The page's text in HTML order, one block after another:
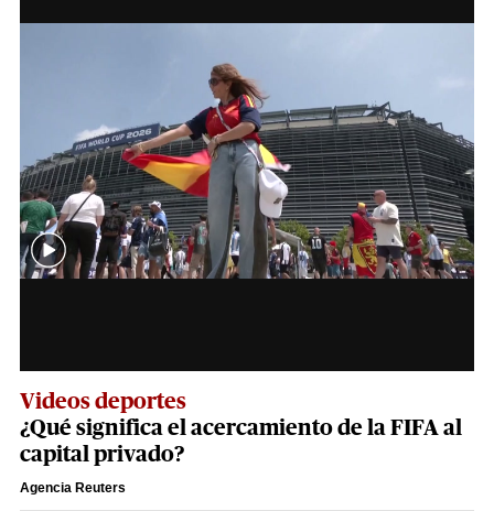
Videos deportes
¿Qué significa el acercamiento de la FIFA al
capital privado?
Agencia Reuters